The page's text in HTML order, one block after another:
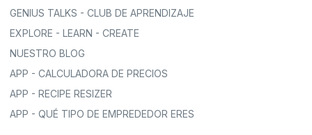
GENIUS TALKS - CLUB DE APRENDIZAJE
EXPLORE - LEARN - CREATE
NUESTRO BLOG
APP - CALCULADORA DE PRECIOS
APP - RECIPE RESIZER
APP - QUÉ TIPO DE EMPREDEDOR ERES